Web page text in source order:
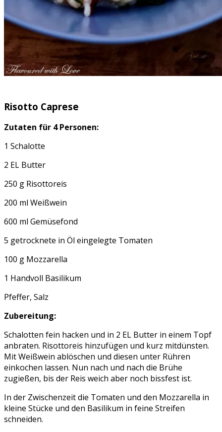
Risotto Caprese
Zutaten für 4 Personen:
1 Schalotte
2 EL Butter
250 g Risottoreis
200 ml Weißwein
600 ml Gemüsefond
5 getrocknete in Öl eingelegte Tomaten
100 g Mozzarella
1 Handvoll Basilikum
Pfeffer, Salz
Zubereitung:
Schalotten fein hacken und in 2 EL Butter in einem Topf
anbraten. Risottoreis hinzufügen und kurz mitdünsten.
Mit Weißwein ablöschen und diesen unter Rühren
einkochen lassen. Nun nach und nach die Brühe
zugießen, bis der Reis weich aber noch bissfest ist.
In der Zwischenzeit die Tomaten und den Mozzarella in
kleine Stücke und den Basilikum in feine Streifen
schneiden.